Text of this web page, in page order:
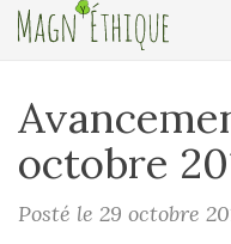
octobre
Posté le 29 octobre